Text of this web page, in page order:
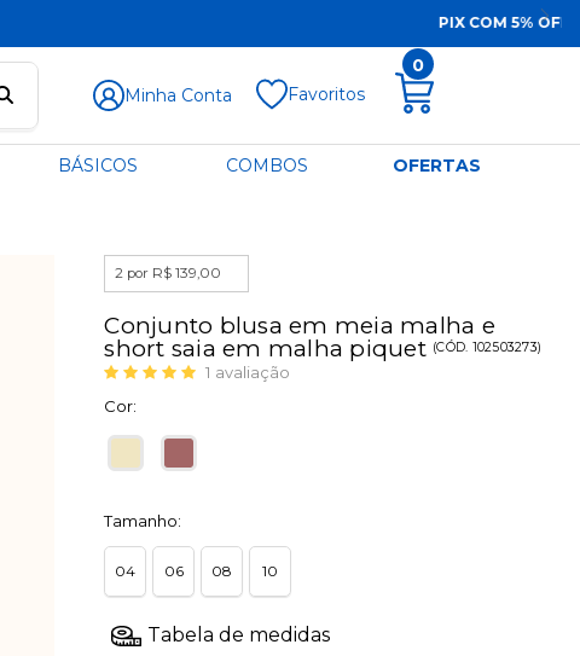
Minha Conta Favoritos
0
BÁSICOS COMBOS OFERTAS
2 por R$ 139,00
Conjunto blusa em meia malha e
short saia em malha piquet (CÓD. 102503273)
1 avaliação
Cor:
Tamanho:
04 06 08 10